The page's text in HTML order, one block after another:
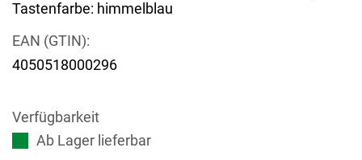
Tastenfarbe: himmelblau
EAN (GTIN):
4050518000296
Verfügbarkeit
Ab Lager lieferbar